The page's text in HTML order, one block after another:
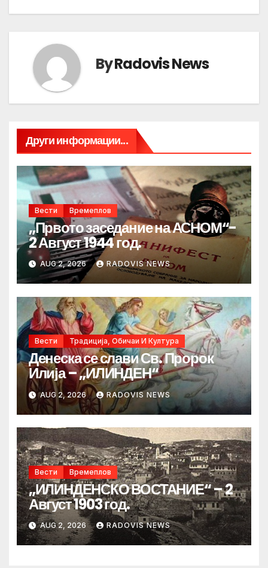
ByRadovis News
Други информации...
Вести Времеплов
„Првото заседание на АСНОМ“-
2 Август 1944 год.
AUG 2, 2026 RADOVIS NEWS
Вести Традиција, Обичаи И Култура
Денеска се слави Св. Пророк
Илија – „ИЛИНДЕН“
AUG 2, 2026 RADOVIS NEWS
Вести Времеплов
„ИЛИНДЕНСКО ВОСТАНИЕ“ – 2
Август 1903 год.
AUG 2, 2026 RADOVIS NEWS